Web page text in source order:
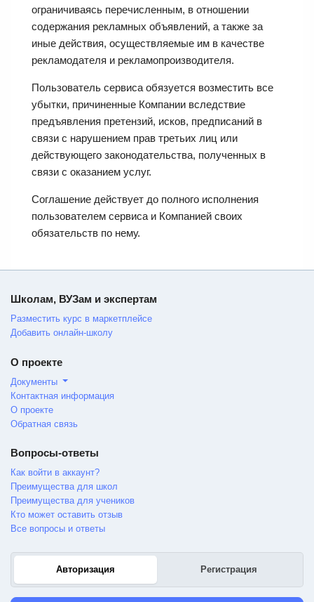
ограничиваясь перечисленным, в отношении
содержания рекламных объявлений, а также за
иные действия, осуществляемые им в качестве
рекламодателя и рекламопроизводителя.
Пользователь сервиса обязуется возместить все
убытки, причиненные Компании вследствие
предъявления претензий, исков, предписаний в
связи с нарушением прав третьих лиц или
действующего законодательства, полученных в
связи с оказанием услуг.
Соглашение действует до полного исполнения
пользователем сервиса и Компанией своих
обязательств по нему.
Школам, ВУЗам и экспертам
Разместить курс в маркетплейсе
Добавить онлайн-школу
О проекте
Документы
Контактная информация
О проекте
Обратная связь
Вопросы-ответы
Как войти в аккаунт?
Преимущества для школ
Преимущества для учеников
Кто может оставить отзыв
Все вопросы и ответы
Авторизация Регистрация